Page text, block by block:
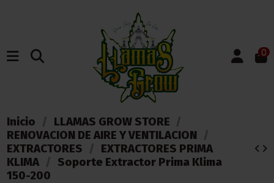
0
Inicio
LLAMAS GROW STORE
RENOVACION DE AIRE Y VENTILACION
EXTRACTORES
EXTRACTORES PRIMA
KLIMA
Soporte Extractor Prima Klima
150-200